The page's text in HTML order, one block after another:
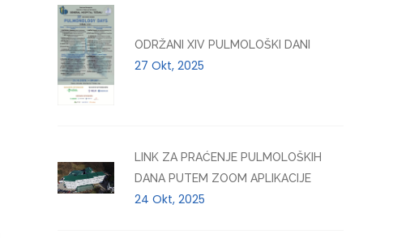
ODRŽANI XIV PULMOLOŠKI DANI
27 Okt, 2025
LINK ZA PRAĆENJE PULMOLOŠKIH
DANA PUTEM ZOOM APLIKACIJE
24 Okt, 2025